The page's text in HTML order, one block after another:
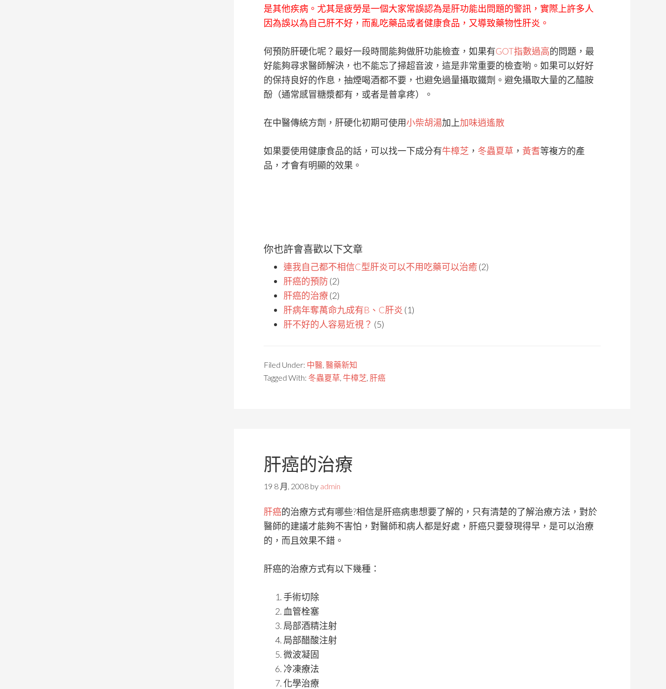
是其他疾病。尤其是疲勞是一個大家常誤認為是肝功能出問題的警訊，實際上許多人
因為誤以為自己肝不好，而亂吃藥品或者健康食品，又導致藥物性肝炎。
何預防肝硬化呢？最好一段時間能夠做肝功能檢查，如果有GOT指數過高的問題，最
好能夠尋求醫師解決，也不能忘了掃超音波，這是非常重要的檢查喲。如果可以好好
的保持良好的作息，抽煙喝酒都不要，也避免過量攝取鐵劑。避免攝取大量的乙醯胺
酚（通常感冒糖漿都有，或者是普拿疼）。
在中醫傳統方劑，肝硬化初期可使用小柴胡湯加上加味逍遙散
如果要使用健康食品的話，可以找一下成分有牛樟芝 ， 冬蟲夏草 ， 黃耆等複方的產
品，才會有明顯的效果。
你也許會喜歡以下文章
連我自己都不相信C型肝炎可以不用吃藥可以治癒(2)
肝癌的預防(2)
肝癌的治療(2)
肝病年奪萬命九成有B、C肝炎 (1)
肝不好的人容易近視？ (5)
Filed Under: 中醫, 醫藥新知
Tagged With: 冬蟲夏草, 牛樟芝, 肝癌
肝癌的治療
19 8 月, 2008 by admin
肝癌的治療方式有哪些?相信是肝癌病患想要了解的，只有清楚的了解治療方法，對於
醫師的建議才能夠不害怕，對醫師和病人都是好處，肝癌只要發現得早，是可以治療
的，而且效果不錯。
肝癌的治療方式有以下幾種：
手術切除
血管栓塞
局部酒精注射
局部醋酸注射
微波凝固
冷凍療法
化學治療